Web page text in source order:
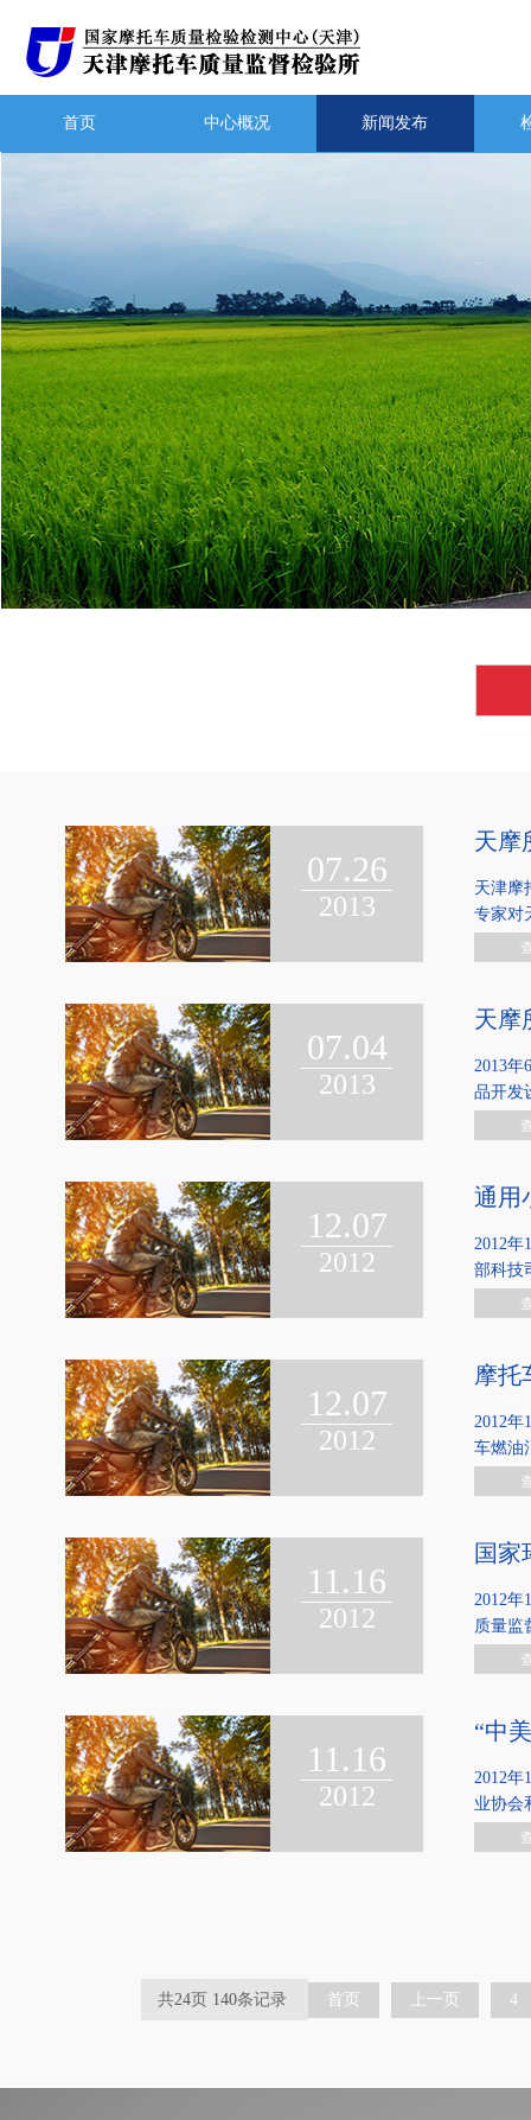
首页 中心概况 新闻发布
07.26
2013
天摩
天津摩
专家对
07.04
2013
天摩
2013年
品开发
12.07
2012
通用
2012年
部科技
12.07
2012
摩托
2012年
车燃油
11.16
2012
国家
2012年
质量监
11.16
2012
“中
2012年
业协会
共24页 140条记录 首页 上一页 4